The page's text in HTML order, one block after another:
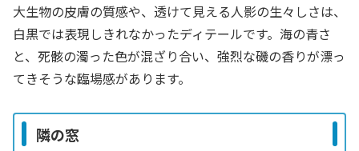
大生物の皮膚の質感や、透けて見える人影の生々しさは、
白黒では表現しきれなかったディテールです。海の青さ
と、死骸の濁った色が混ざり合い、強烈な磯の香りが漂っ
てきそうな臨場感があります。
隣の窓